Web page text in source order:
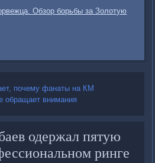
Обзор борьбы за Золотую
почему фанаты на КМ
обращает внимания
одержал пятую
ринге